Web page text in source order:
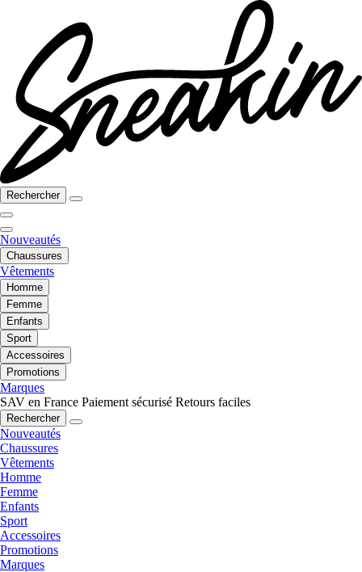
Rechercher
Nouveautés
Chaussures
Vêtements
Homme
Femme
Enfants
Sport
Accessoires
Promotions
Marques
SAV en France Paiement sécurisé Retours faciles
Rechercher
Nouveautés
Chaussures
Vêtements
Homme
Femme
Enfants
Sport
Accessoires
Promotions
Marques